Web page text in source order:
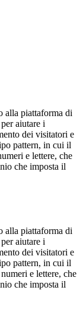
alla piattaforma di
aiutare i
dei visitatori e
pattern, in cui il
e lettere, che
che imposta il
alla piattaforma di
aiutare i
dei visitatori e
pattern, in cui il
e lettere, che
che imposta il